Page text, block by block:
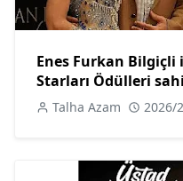
Enes Furkan Bilgiçli
Starları Ödülleri
Talha Azam 2026/